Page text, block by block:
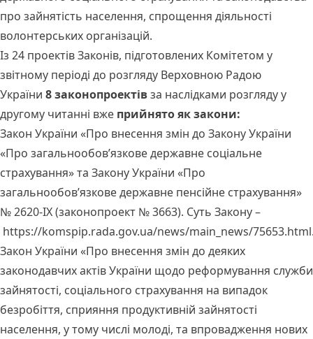
про зайнятість населення, спрощення діяльності
волонтерських організацій.
Із 24 проектів Законів, підготовлених Комітетом у
звітному періоді до розгляду Верховною Радою
України 8 законопроектівза наслідками розгляду у
другому читанні вже прийнято як закони:
Закон України «Про внесення змін до Закону України
«Про загальнообов’язкове державне соціальне
страхування» та Закону України «Про
загальнообов’язкове державне пенсійне страхування»
№ 2620-IX (законопроект № 3663). Суть Закону –
https://komspip.rada.gov.ua/news/main_news/75653.html
Закон України «Про внесення змін до деяких
законодавчих актів України щодо реформування служби
зайнятості, соціального страхування на випадок
безробіття, сприяння продуктивній зайнятості
населення, у тому числі молоді, та впровадження нових